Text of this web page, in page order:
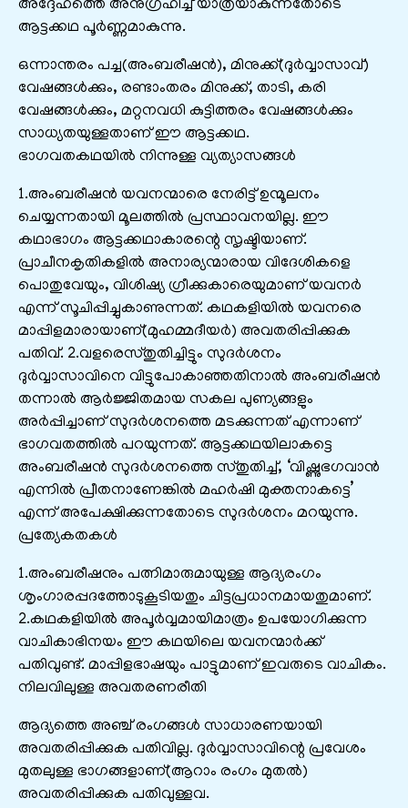
അദ്ദേഹത്തെ അനുഗ്രഹിച്ച് യാത്രയാകുന്നതോടെ
ആട്ടക്കഥ പൂർണ്ണമാകുന്നു.
ഒന്നാന്തരം പച്ച(അംബരീഷൻ), മിനുക്ക്(ദുർവ്വാസാവ്)
വേഷങ്ങൾക്കും, രണ്ടാംതരം മിനുക്ക്, താടി, കരി
വേഷങ്ങൾക്കും, മറ്റനവധി കുട്ടിത്തരം വേഷങ്ങൾക്കും
സാധ്യതയുള്ളതാണ് ഈ ആട്ടക്കഥ.
ഭാഗവതകഥയിൽ നിന്നുള്ള വ്യത്യാസങ്ങൾ
1.അംബരീഷൻ യവനന്മാരെ നേരിട്ട് ഉന്മൂലനം
ചെയ്യന്നതായി മൂലത്തിൽ പ്രസ്ഥാവനയില്ല. ഈ
കഥാഭാഗം ആട്ടക്കഥാകാരന്റെ സൃഷ്ടിയാണ്.
പ്രാചീനകൃതികളിൽ അനാര്യന്മാരായ വിദേശികളെ
പൊതുവേയും, വിശിഷ്യ ഗ്രീക്കുകാരെയുമാണ് യവനർ
എന്ന് സൂചിപ്പിച്ചുകാണുന്നത്. കഥകളിയിൽ യവനരെ
മാപ്പിളമാരായാണ്(മുഹമ്മദീയർ) അവതരിപ്പിക്കുക
പതിവ്. 2.വളരെസ്തുതിച്ചിട്ടും സുദർശനം
ദുർവ്വാസാവിനെ വിട്ടുപോകാഞ്ഞതിനാൽ അംബരീഷൻ
തന്നാൽ ആർജ്ജിതമായ സകല പുണ്യങ്ങളും
അർപ്പിച്ചാണ് സുദർശനത്തെ മടക്കുന്നത് എന്നാണ്
ഭാഗവതത്തിൽ പറയുന്നത്. ആട്ടക്കഥയിലാകട്ടെ
അംബരീഷൻ സുദർശനത്തെ സ്തുതിച്ച്, ‘വിഷ്ണുഭഗവാൻ
എന്നിൽ പ്രീതനാണേങ്കിൽ മഹർഷി മുക്തനാകട്ടെ’
എന്ന് അപേക്ഷിക്കുന്നതോടെ സുദർശനം മറയുന്നു.
പ്രത്യേകതകൾ
1.അംബരീഷനും പത്നിമാരുമായുള്ള ആദ്യരംഗം
ശൃംഗാരപ്പദത്തോടുകൂടിയതും ചിട്ടപ്രധാനമായതുമാണ്.
2.കഥകളിയിൽ അപൂർവ്വമായിമാത്രം ഉപയോഗിക്കുന്ന
വാചികാഭിനയം ഈ കഥയിലെ യവനന്മാർക്ക്
പതിവുണ്ട്. മാപ്പിളഭാഷയും പാട്ടുമാണ് ഇവരുടെ വാചികം.
നിലവിലുള്ള അവതരണരീതി
ആദ്യത്തെ അഞ്ച് രംഗങ്ങൾ സാധാരണയായി
അവതരിപ്പിക്കുക പതിവില്ല. ദുർവ്വാസാവിന്റെ പ്രവേശം
മുതലുള്ള ഭാഗങ്ങളാണ്(ആറാം രംഗം മുതൽ)
അവതരിപ്പിക്കുക പതിവുള്ളവ.